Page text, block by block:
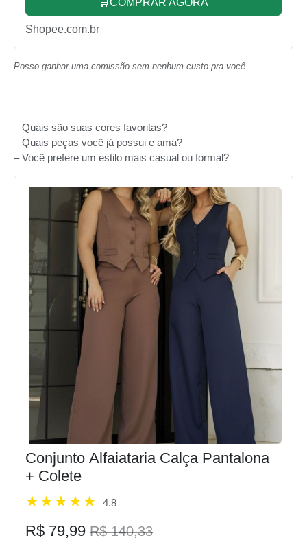
🛒COMPRAR AGORA
Shopee.com.br
Posso ganhar uma comissão sem nenhum custo pra você.
– Quais são suas cores favoritas?
– Quais peças você já possui e ama?
– Você prefere um estilo mais casual ou formal?
Conjunto Alfaiataria Calça Pantalona
+ Colete
4.8
R$ 79,99 R$ 140,33